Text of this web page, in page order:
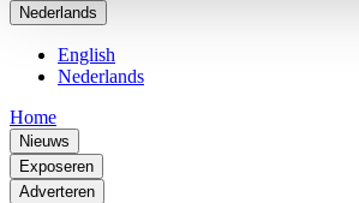
Nederlands
English
Nederlands
Home
Nieuws
Exposeren
Adverteren